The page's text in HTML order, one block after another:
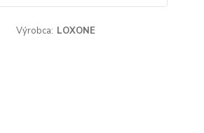
Výrobca: LOXONE